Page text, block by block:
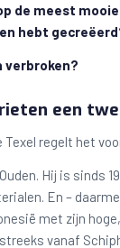
de meest
hebt
verbroken?
een
Texel regelt het
Hij is
En –
met zijn
vanaf